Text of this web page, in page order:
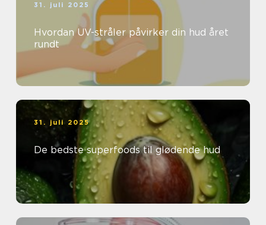
31. juli 2025
Hvordan UV-stråler påvirker din hud året
rundt
31. juli 2025
De bedste superfoods til glødende hud